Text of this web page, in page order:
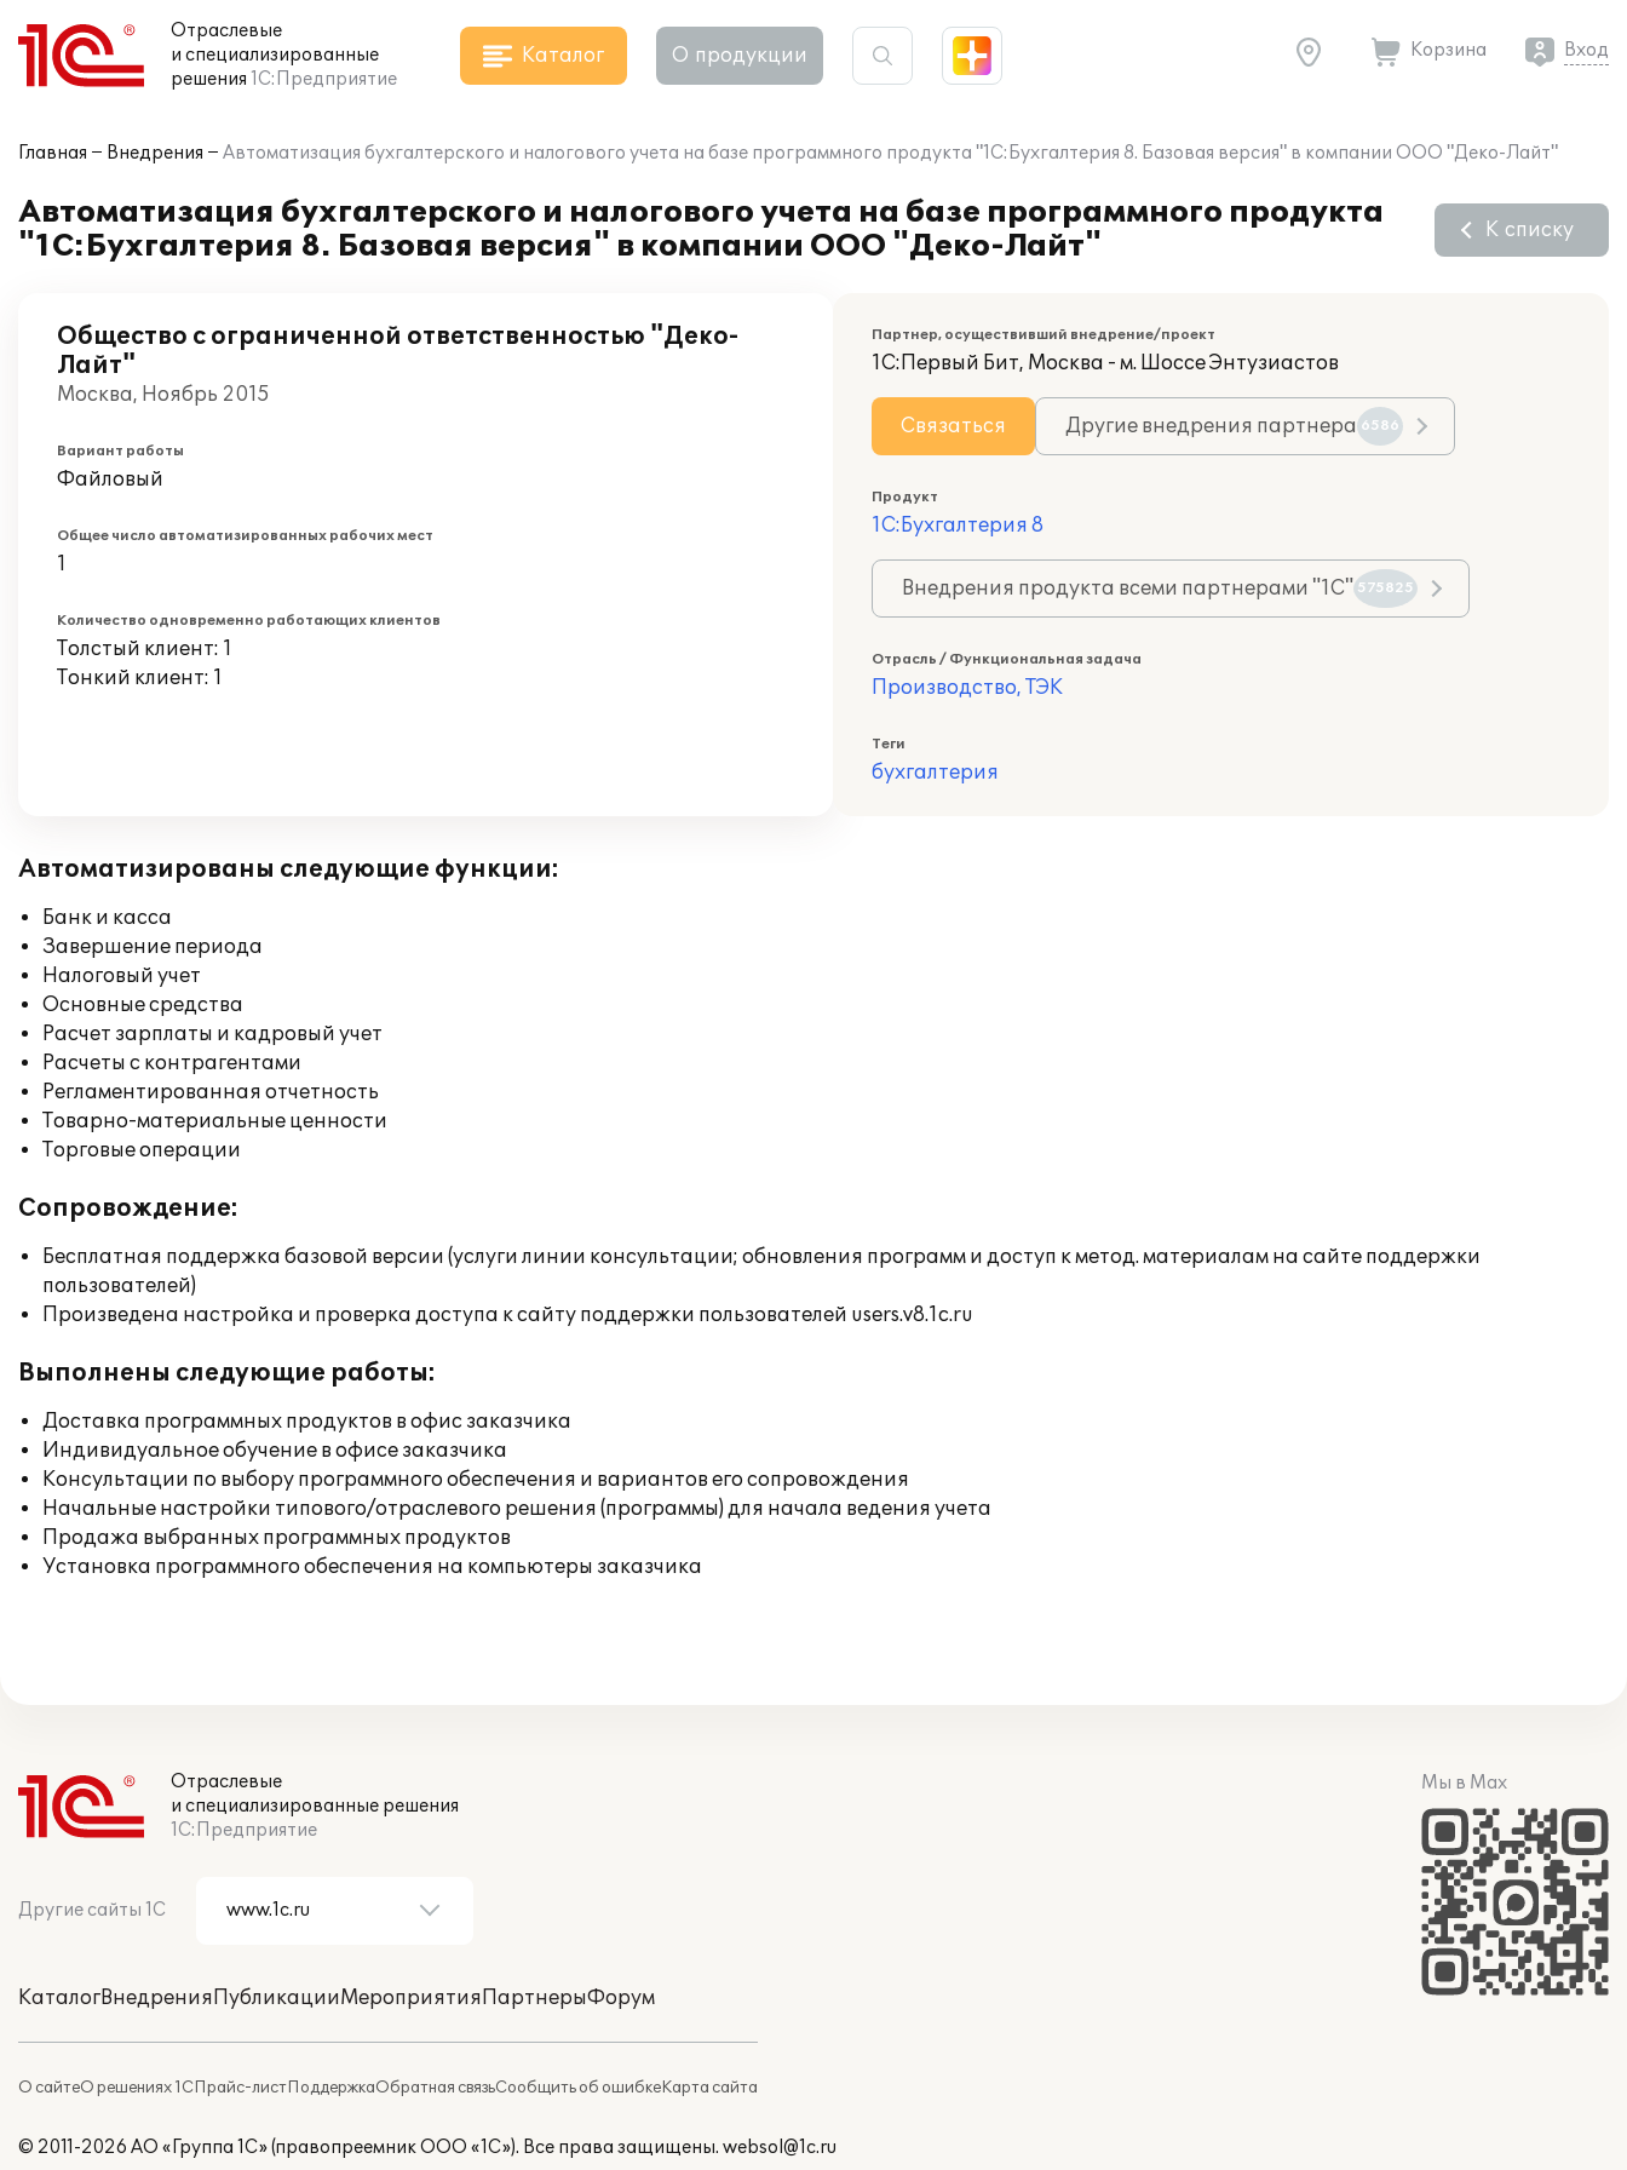
Отраслевые
и специализированные
решения 1С:Предприятие
Каталог О продукции Корзина Вход
Главная Внедрения Автоматизация бухгалтерского и налогового учета на базе программного продукта "1С:Бухгалтерия 8. Базовая версия" в компании ООО "Деко-Лайт"
Автоматизация бухгалтерского и налогового учета на базе программного продукта
"1С:Бухгалтерия 8. Базовая версия" в компании ООО "Деко-Лайт"
К списку
Общество с ограниченной ответственностью "Деко-
Лайт"
Москва, Ноябрь 2015
Вариант работы
Файловый
Общее число автоматизированных рабочих мест
1
Количество одновременно работающих клиентов
Толстый клиент: 1
Тонкий клиент: 1
Партнер, осуществивший внедрение/проект
1С:Первый Бит, Москва - м. Шоссе Энтузиастов
Связаться Другие внедрения партнера 6586
Продукт
1С:Бухгалтерия 8
Внедрения продукта всеми партнерами "1С" 575825
Отрасль / Функциональная задача
Производство, ТЭК
Теги
бухгалтерия
Автоматизированы следующие функции:
Банк и касса
Завершение периода
Налоговый учет
Основные средства
Расчет зарплаты и кадровый учет
Расчеты с контрагентами
Регламентированная отчетность
Товарно-материальные ценности
Торговые операции
Сопровождение:
Бесплатная поддержка базовой версии (услуги линии консультации; обновления программ и доступ к метод. материалам на сайте поддержки
пользователей)
Произведена настройка и проверка доступа к сайту поддержки пользователей users.v8.1c.ru
Выполнены следующие работы:
Доставка программных продуктов в офис заказчика
Индивидуальное обучение в офисе заказчика
Консультации по выбору программного обеспечения и вариантов его сопровождения
Начальные настройки типового/отраслевого решения (программы) для начала ведения учета
Продажа выбранных программных продуктов
Установка программного обеспечения на компьютеры заказчика
Отраслевые
и специализированные решения
1С:Предприятие
Другие сайты 1С
КаталогВнедренияПубликацииМероприятияПартнерыФорум
О сайтеО решениях 1СПрайс-листПоддержкаОбратная связьСообщить об ошибкеКарта сайта
Мы в Max
© 2011-2026 АО «Группа 1С» (правопреемник ООО «1С»). Все права защищены. websol@1c.ru